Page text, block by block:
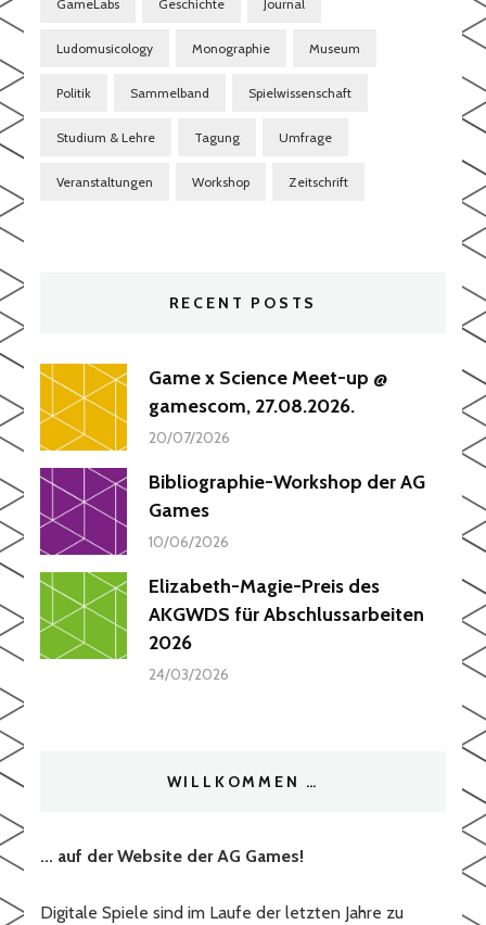
GameLabs Geschichte Journal
Ludomusicology Monographie Museum
Politik Sammelband Spielwissenschaft
Studium & Lehre Tagung Umfrage
Veranstaltungen Workshop Zeitschrift
RECENT POSTS
Game x Science Meet-up @
gamescom, 27.08.2026.
20/07/2026
Bibliographie-Workshop der AG
Games
10/06/2026
Elizabeth-Magie-Preis des
AKGWDS für Abschlussarbeiten
2026
24/03/2026
WILLKOMMEN …
... auf der Website der AG Games!
Digitale Spiele sind im Laufe der letzten Jahre zu